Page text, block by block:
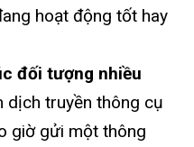
hoạt động tốt hay
đối tượng nhiều
dịch truyền thông cụ
giờ gửi một thông